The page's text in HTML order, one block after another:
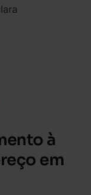
à
em